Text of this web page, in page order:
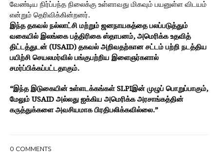
வேண்டிய நிர்ப்பந்த நிலைக்கு உள்ளாவது மிகவும் பயனுள்ள விடயம்
என்றும் தெரிவிக்கின்றனர்.
இந்த தகவல் நல்லாட்சி மற்றும் ஜனநாயகத்தை பலப்படுத்தும்
வகையில் இலங்கை பத்திரிகை ஸ்தாபனம், அமெரிக்க உதவித்
திட்டத்துடன் (USAID) தகவல் அறிவதற்கான சட்டம் பற்றி நடத்திய
பயிற்சி செயலமர்வில் பங்குபற்றிய இளைஞர்களால்
சமர்ப்பிக்கப்பட்டதாகும்.
“இந்த இடுகையின் உள்ளடக்கங்கள் SLPIஇன் முழுப் பொறுப்பாகும்,
மேலும் USAID அல்லது ஐக்கிய அமெரிக்க அரசாங்கத்தின்
கருத்துக்களை அவசியமாக பிரதிபலிக்கவில்லை.”
0 COMMENTS